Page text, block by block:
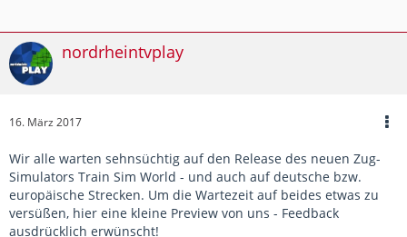
nordrheintvplay
16. März 2017
Wir alle warten sehnsüchtig auf den Release des neuen Zug-
Simulators Train Sim World - und auch auf deutsche bzw.
europäische Strecken. Um die Wartezeit auf beides etwas zu
versüßen, hier eine kleine Preview von uns - Feedback
ausdrücklich erwünscht!